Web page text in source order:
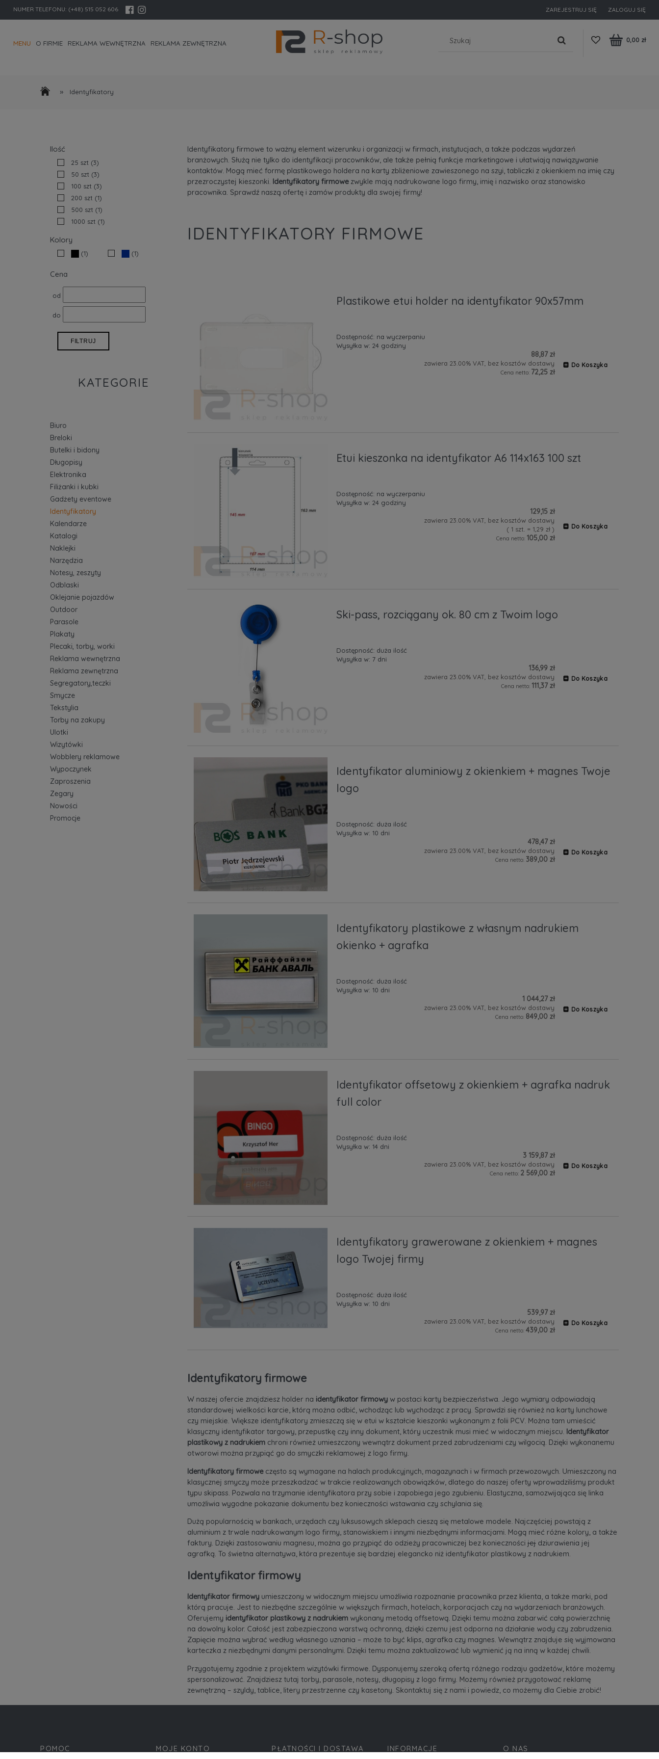
NUMER TELEFONU: (+48) 515 052 606 ZAREJESTRUJ SIĘ ZALOGUJ SIĘ
MENU O FIRMIE REKLAMA WEWNĘTRZNA REKLAMA ZEWNĘTRZNA 0,00 zł
» Identyfikatory
Ilość
25 szt (3)
50 szt (3)
100 szt (3)
200 szt (1)
500 szt (1)
1000 szt (1)
Kolory
(1) (1)
Cena
od
do
FILTRUJ
KATEGORIE
Biuro
Breloki
Butelki i bidony
Długopisy
Elektronika
Filiżanki i kubki
Gadżety eventowe
Identyfikatory
Kalendarze
Katalogi
Naklejki
Narzędzia
Notesy, zeszyty
Odblaski
Oklejanie pojazdów
Outdoor
Parasole
Plakaty
Plecaki, torby, worki
Reklama wewnętrzna
Reklama zewnętrzna
Segregatory,teczki
Smycze
Tekstylia
Torby na zakupy
Ulotki
Wizytówki
Wobblery reklamowe
Wypoczynek
Zaproszenia
Zegary
Nowości
Promocje
Identyfikatory firmowe to ważny element wizerunku i organizacji w firmach, instytucjach, a także podczas wydarzeń
branżowych. Służą nie tylko do identyfikacji pracowników, ale także pełnią funkcje marketingowe i ułatwiają nawiązywanie
kontaktów. Mogą mieć formę plastikowego holdera na karty zbliżeniowe zawieszonego na szyi, tabliczki z okienkiem na imię czy
przezroczystej kieszonki. Identyfikatory firmowe zwykle mają nadrukowane logo firmy, imię i nazwisko oraz stanowisko
pracownika. Sprawdź naszą ofertę i zamów produkty dla swojej firmy!
IDENTYFIKATORY FIRMOWE
Plastikowe etui holder na identyfikator 90x57mm
Dostępność: na wyczerpaniu
Wysyłka w: 24 godziny
88,87 zł
zawiera 23.00% VAT, bez kosztów dostawy
Cena netto: 72,25 zł
Do Koszyka
Etui kieszonka na identyfikator A6 114x163 100 szt
Dostępność: na wyczerpaniu
Wysyłka w: 24 godziny
129,15 zł
zawiera 23.00% VAT, bez kosztów dostawy
( 1 szt. = 1,29 zł )
Cena netto: 105,00 zł
Do Koszyka
Ski-pass, rozciągany ok. 80 cm z Twoim logo
Dostępność: duża ilość
Wysyłka w: 7 dni
136,99 zł
zawiera 23.00% VAT, bez kosztów dostawy
Cena netto: 111,37 zł
Do Koszyka
Identyfikator aluminiowy z okienkiem + magnes Twoje
logo
Dostępność: duża ilość
Wysyłka w: 10 dni
478,47 zł
zawiera 23.00% VAT, bez kosztów dostawy
Cena netto: 389,00 zł
Do Koszyka
Identyfikatory plastikowe z własnym nadrukiem
okienko + agrafka
Dostępność: duża ilość
Wysyłka w: 10 dni
1 044,27 zł
zawiera 23.00% VAT, bez kosztów dostawy
Cena netto: 849,00 zł
Do Koszyka
Identyfikator offsetowy z okienkiem + agrafka nadruk
full color
Dostępność: duża ilość
Wysyłka w: 14 dni
3 159,87 zł
zawiera 23.00% VAT, bez kosztów dostawy
Cena netto: 2 569,00 zł
Do Koszyka
Identyfikatory grawerowane z okienkiem + magnes
logo Twojej firmy
Dostępność: duża ilość
Wysyłka w: 10 dni
539,97 zł
zawiera 23.00% VAT, bez kosztów dostawy
Cena netto:439,00 zł
Do Koszyka
Identyfikatory firmowe
W naszej ofercie znajdziesz holder na identyfikator firmowy w postaci karty bezpieczeństwa. Jego wymiary odpowiadają
standardowej wielkości karcie, którą można odbić, wchodząc lub wychodząc z pracy. Sprawdzi się również na karty lunchowe
czy miejskie. Większe identyfikatory zmieszczą się w etui w kształcie kieszonki wykonanym z folii PCV. Można tam umieścić
klasyczny identyfikator targowy, przepustkę czy inny dokument, który uczestnik musi mieć w widocznym miejscu. Identyfikator
plastikowy z nadrukiem chroni również umieszczony wewnątrz dokument przed zabrudzeniami czy wilgocią. Dzięki wykonanemu
otworowi można przypiąć go do smyczki reklamowej z logo firmy.
Identyfikatory firmowe często są wymagane na halach produkcyjnych, magazynach i w firmach przewozowych. Umieszczony na
klasycznej smyczy może przeszkadzać w trakcie realizowanych obowiązków, dlatego do naszej oferty wprowadziliśmy produkt
typu skipass. Pozwala na trzymanie identyfikatora przy sobie i zapobiega jego zgubieniu. Elastyczna, samozwijająca się linka
umożliwia wygodne pokazanie dokumentu bez konieczności wstawania czy schylania się.
Dużą popularnością w bankach, urzędach czy luksusowych sklepach cieszą się metalowe modele. Najczęściej powstają z
aluminium z trwale nadrukowanym logo firmy, stanowiskiem i innymi niezbędnymi informacjami. Mogą mieć różne kolory, a także
faktury. Dzięki zastosowaniu magnesu, można go przypiąć do odzieży pracowniczej bez konieczności jej dziurawienia jej
agrafką. To świetna alternatywa, która prezentuje się bardziej elegancko niż identyfikator plastikowy z nadrukiem.
Identyfikator firmowy
Identyfikator firmowy umieszczony w widocznym miejscu umożliwia rozpoznanie pracownika przez klienta, a także marki, pod
którą pracuje. Jest to niezbędne szczególnie w większych firmach, hotelach, korporacjach czy na wydarzeniach branżowych.
Oferujemy identyfikator plastikowy z nadrukiem wykonany metodą offsetową. Dzięki temu można zabarwić całą powierzchnię
na dowolny kolor. Całość jest zabezpieczona warstwą ochronną, dzięki czemu jest odporna na działanie wody czy zabrudzenia.
Zapięcie można wybrać według własnego uznania – może to być klips, agrafka czy magnes. Wewnątrz znajduje się wyjmowana
karteczka z niezbędnymi danymi personalnymi. Dzięki temu można zaktualizować lub wymienić ją na inną w każdej chwili.
Przygotujemy zgodnie z projektem wizytówki firmowe . Dysponujemy szeroką ofertą różnego rodzaju gadżetów, które możemy
spersonalizować. Znajdziesz tutaj torby, parasole, notesy, długopisy z logo firmy . Możemy również przygotować reklamę
zewnętrzną – szyldy, tablice, litery przestrzenne czy kasetony. Skontaktuj się z nami i powiedz, co możemy dla Ciebie zrobić!
POMOC MOJE KONTO PŁATNOŚCI I DOSTAWA INFORMACJE O NAS